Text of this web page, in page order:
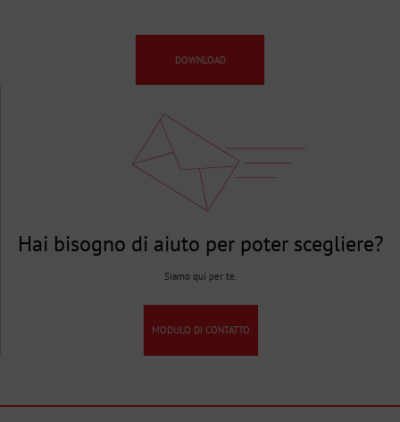
DOWNLOAD
Hai bisogno di aiuto per poter scegliere?
Siamo qui per te.
MODULO DI CONTATTO